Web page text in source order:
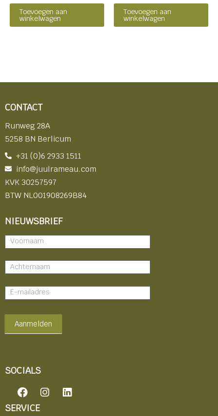
Toevoegen aan
winkelwagen
Toevoegen aan
winkelwagen
CONTACT
Runweg 28A
5258 BN Berlicum
+31 (0)6 2933 1511
info@juulrameau.com
KVK 30257597
BTW NL001908269B84
NIEUWSBRIEF
Nieuwsbrief
-
footer
Aanmelden
SOCIALS
F
a
c
I
n
L
i
SERVICE